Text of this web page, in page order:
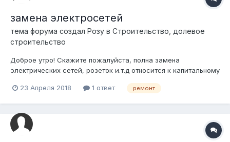
замена электросетей
тема форума создал Розу в Строительство, долевое
строительство
Доброе утро! Скажите пожалуйста, полна замена
электрических сетей, розеток и.т.д относится к капитальному
замену электрооборудовании?
23 Апреля 2018 1 ответ ремонт